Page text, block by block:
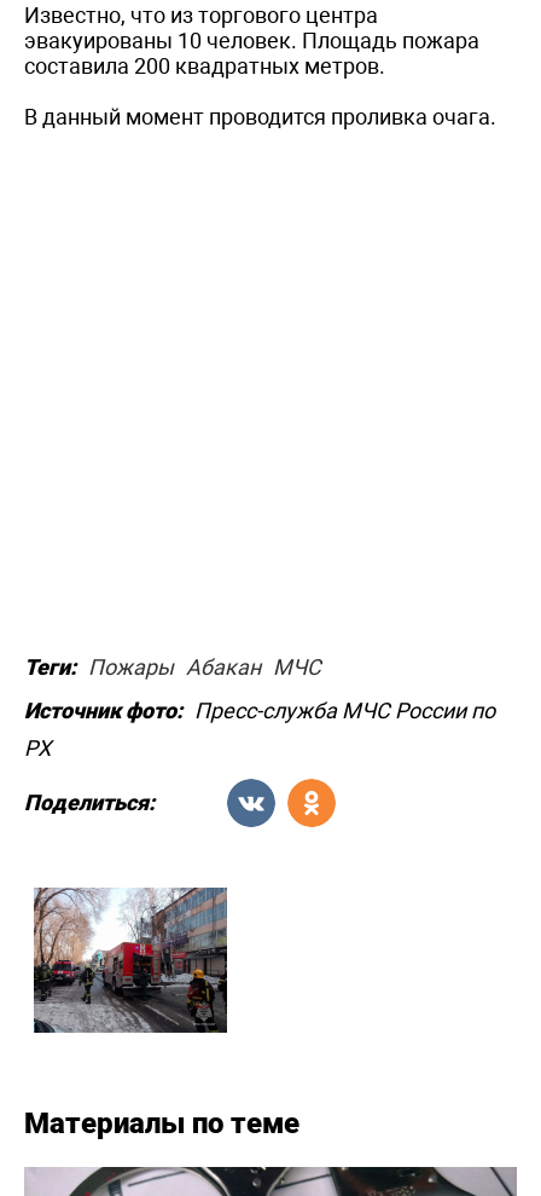
Известно, что из торгового центра
эвакуированы 10 человек. Площадь пожара
составила 200 квадратных метров.
В данный момент проводится проливка очага.
Теги: Пожары Абакан МЧС
Источник фото: Пресс-служба МЧС России по
РХ
Поделиться:
Материалы по теме